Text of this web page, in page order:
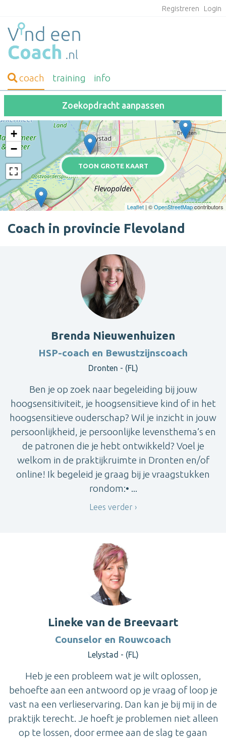
Registreren Login
coach training info
Zoekopdracht aanpassen
TOON GROTE KAART
+
−
Leaflet | ©OpenStreetMapcontributors
Coach in provincie Flevoland
Brenda Nieuwenhuizen
HSP-coach en Bewustzijnscoach
Dronten - (FL)
Ben je op zoek naar begeleiding bij jouw
hoogsensitiviteit, je hoogsensitieve kind of in het
hoogsensitieve ouderschap? Wil je inzicht in jouw
persoonlijkheid, je persoonlijke levensthema’s en
de patronen die je hebt ontwikkeld? Voel je
welkom in de praktijkruimte in Dronten en/of
online! Ik begeleid je graag bij je vraagstukken
rondom:• ...
Lees verder
Lineke van de Breevaart
Counselor en Rouwcoach
Lelystad - (FL)
Heb je een probleem wat je wilt oplossen,
behoefte aan een antwoord op je vraag of loop je
vast na een verlieservaring. Dan kan je bij mij in de
praktijk terecht. Je hoeft je problemen niet alleen
op te lossen, door ermee aan de slag te gaan